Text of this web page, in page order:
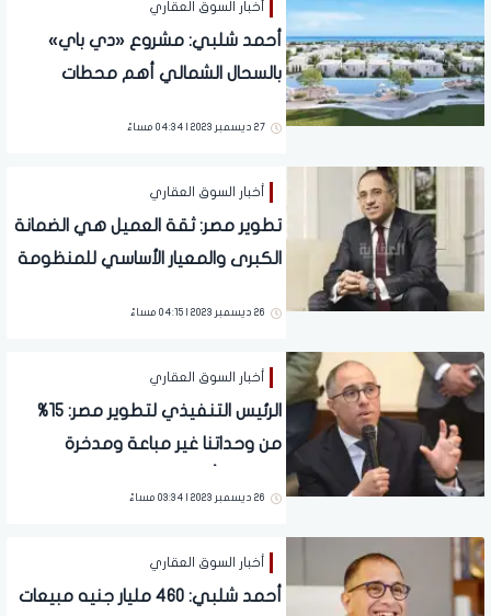
أخبار السوق العقاري
أحمد شلبي: مشروع «دي باي»
بالسحال الشمالي أهم محطات
27 ديسمبر 2023 | 04:34 مساءً
أخبار السوق العقاري
تطوير مصر: ثقة العميل هي الضمانة
الكبرى والمعيار الأساسي للمنظومة
26 ديسمبر 2023 | 04:15 مساءً
أخبار السوق العقاري
الرئيس التنفيذي لتطوير مصر: 15%
من وحداتنا غير مباعة ومدخرة
26 ديسمبر 2023 | 03:34 مساءً
أخبار السوق العقاري
أحمد شلبي: 460 مليار جنيه مبيعات